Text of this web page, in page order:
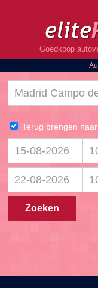
Goedkoop
Terug brengen